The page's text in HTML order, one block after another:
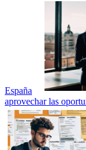
España
aprovechar las